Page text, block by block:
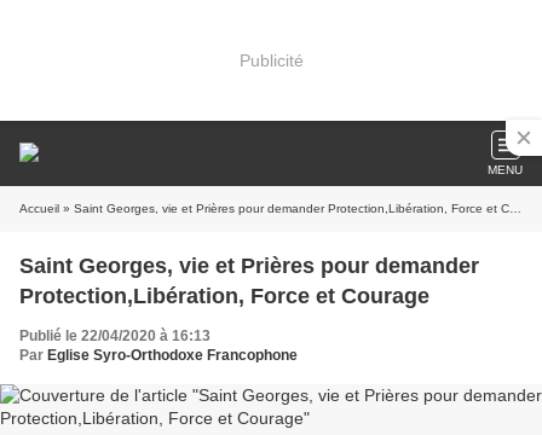
Publicité
MENU
Accueil » Saint Georges, vie et Prières pour demander Protection,Libération, Force et Courage
Saint Georges, vie et Prières pour demander
Protection,Libération, Force et Courage
Publié le 22/04/2020 à 16:13
Par Eglise Syro-Orthodoxe Francophone